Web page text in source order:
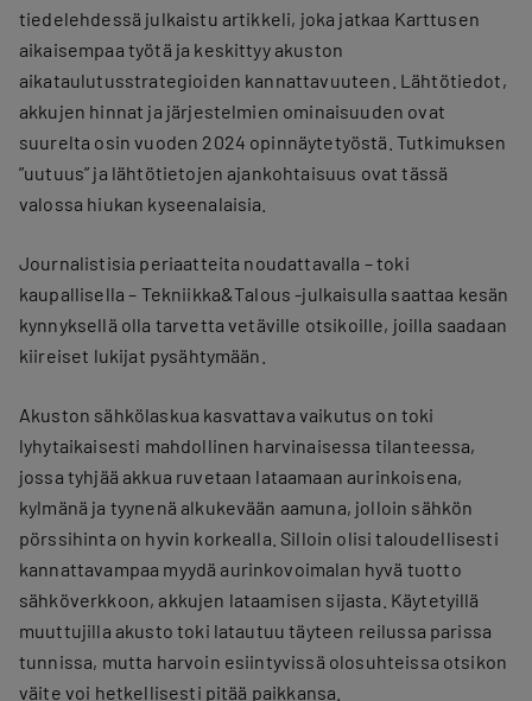
tiedelehdessä julkaistu artikkeli, joka jatkaa Karttusen
aikaisempaa työtä ja keskittyy akuston
aikataulutusstrategioiden kannattavuuteen. Lähtötiedot,
akkujen hinnat ja järjestelmien ominaisuuden ovat
suurelta osin vuoden 2024 opinnäytetyöstä. Tutkimuksen
”uutuus” ja lähtötietojen ajankohtaisuus ovat tässä
valossa hiukan kyseenalaisia.
Journalistisia periaatteita noudattavalla – toki
kaupallisella – Tekniikka&Talous -julkaisulla saattaa kesän
kynnyksellä olla tarvetta vetäville otsikoille, joilla saadaan
kiireiset lukijat pysähtymään.
Akuston sähkölaskua kasvattava vaikutus on toki
lyhytaikaisesti mahdollinen harvinaisessa tilanteessa,
jossa tyhjää akkua ruvetaan lataamaan aurinkoisena,
kylmänä ja tyynenä alkukevään aamuna, jolloin sähkön
pörssihinta on hyvin korkealla. Silloin olisi taloudellisesti
kannattavampaa myydä aurinkovoimalan hyvä tuotto
sähköverkkoon, akkujen lataamisen sijasta. Käytetyillä
muuttujilla akusto toki latautuu täyteen reilussa parissa
tunnissa, mutta harvoin esiintyvissä olosuhteissa otsikon
väite voi hetkellisesti pitää paikkansa.